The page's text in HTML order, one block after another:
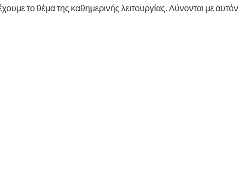
το θέμα της καθημερινής λειτουργίας. Λύνονται με αυτόν